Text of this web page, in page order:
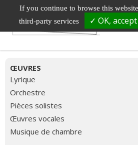
ŒUVRES
Lyrique
Orchestre
Pièces solistes
Œuvres vocales
Musique de chambre
If you continue to browse this
third-party services
✓ OK,